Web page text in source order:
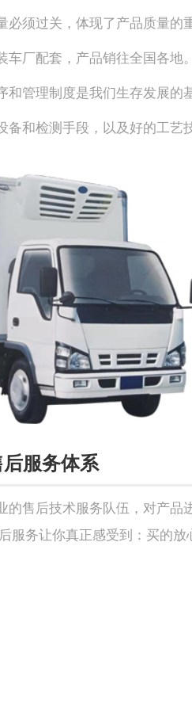
必须过关，体现了产品质量的
车厂配套，产品销往全国各地。
和管理制度是我们生存发展的
备和检测手段，以及好的工艺
服务体系
的售后技术服务队伍，对产品
服务让你真正感受到：买的放